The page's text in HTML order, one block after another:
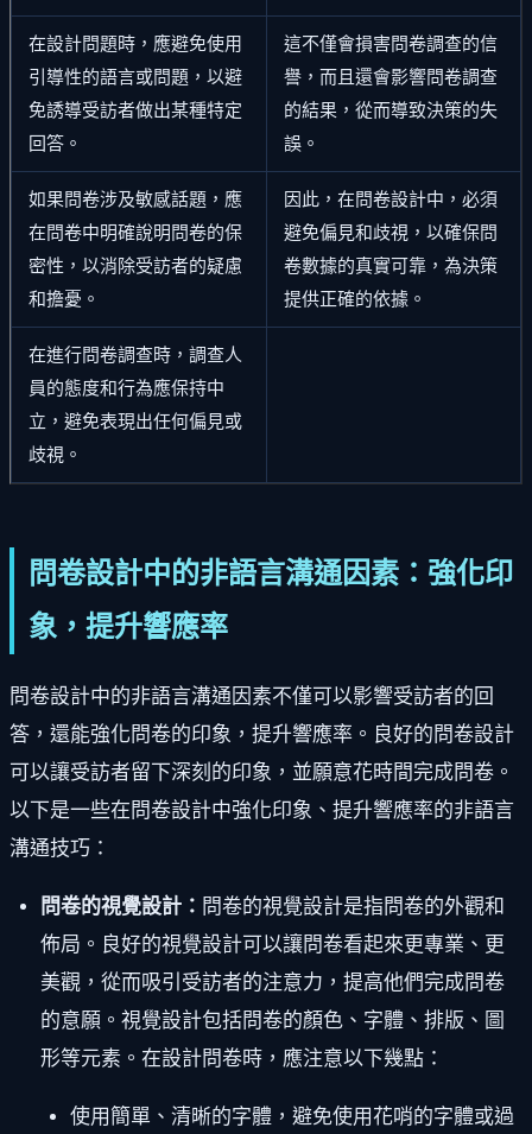
在設計問題時，應避免使用
引導性的語言或問題，以避
免誘導受訪者做出某種特定
回答。
這不僅會損害問卷調查的信
譽，而且還會影響問卷調查
的結果，從而導致決策的失
誤。
如果問卷涉及敏感話題，應
在問卷中明確說明問卷的保
密性，以消除受訪者的疑慮
和擔憂。
因此，在問卷設計中，必須
避免偏見和歧視，以確保問
卷數據的真實可靠，為決策
提供正確的依據。
在進行問卷調查時，調查人
員的態度和行為應保持中
立，避免表現出任何偏見或
歧視。
問卷設計中的非語言溝通因素：強化印
象，提升響應率
問卷設計中的非語言溝通因素不僅可以影響受訪者的回
答，還能強化問卷的印象，提升響應率。良好的問卷設計
可以讓受訪者留下深刻的印象，並願意花時間完成問卷。
以下是一些在問卷設計中強化印象、提升響應率的非語言
溝通技巧：
問卷的視覺設計： 問卷的視覺設計是指問卷的外觀和
佈局。良好的視覺設計可以讓問卷看起來更專業、更
美觀，從而吸引受訪者的注意力，提高他們完成問卷
的意願。視覺設計包括問卷的顏色、字體、排版、圖
形等元素。在設計問卷時，應注意以下幾點：
使用簡單、清晰的字體，避免使用花哨的字體或過